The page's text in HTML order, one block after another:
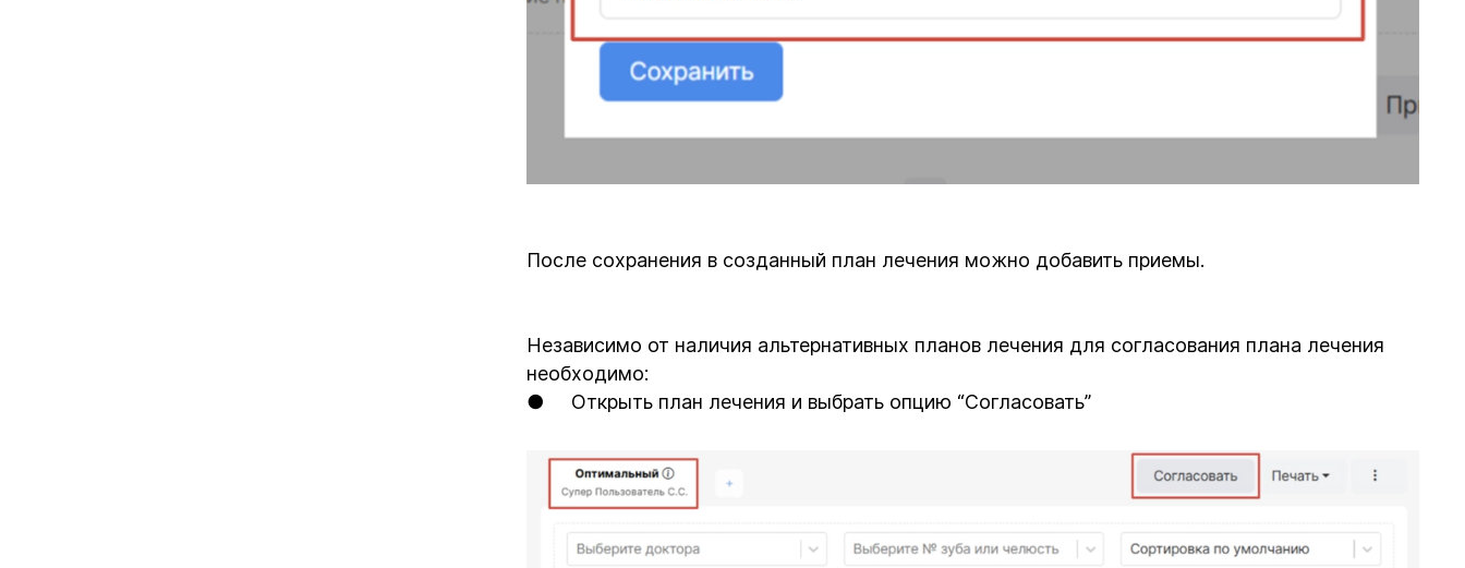
После сохранения в созданный план лечения можно добавить приемы.
Независимо от наличия альтернативных планов лечения для согласования плана лечения
необходимо:
● Открыть план лечения и выбрать опцию “Согласовать”